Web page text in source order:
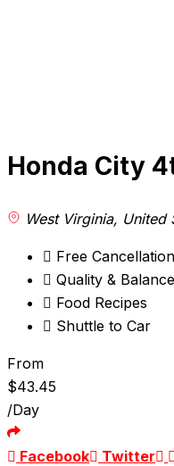
Honda City
West Virginia, United
Free Cancellation
Quality & Balance
Food Recipes
Shuttle to Car
From
$43.45
/Day
Facebook Twitter